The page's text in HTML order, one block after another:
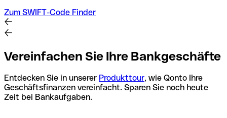
Zum SWIFT-Code Finder
Vereinfachen Sie Ihre Bankgeschäfte
Entdecken Sie in unserer Produkttour, wie Qonto Ihre
Geschäftsfinanzen vereinfacht. Sparen Sie noch heute
Zeit bei Bankaufgaben.